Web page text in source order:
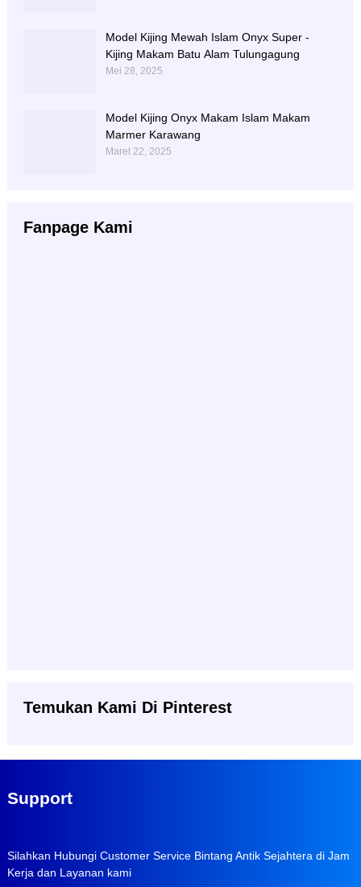
Model Kijing Mewah Islam Onyx Super -
Kijing Makam Batu Alam Tulungagung
Mei 28, 2025
Model Kijing Onyx Makam Islam Makam
Marmer Karawang
Maret 22, 2025
Fanpage Kami
Temukan Kami Di Pinterest
Support
Silahkan Hubungi Customer Service Bintang Antik Sejahtera di Jam
Kerja dan Layanan kami